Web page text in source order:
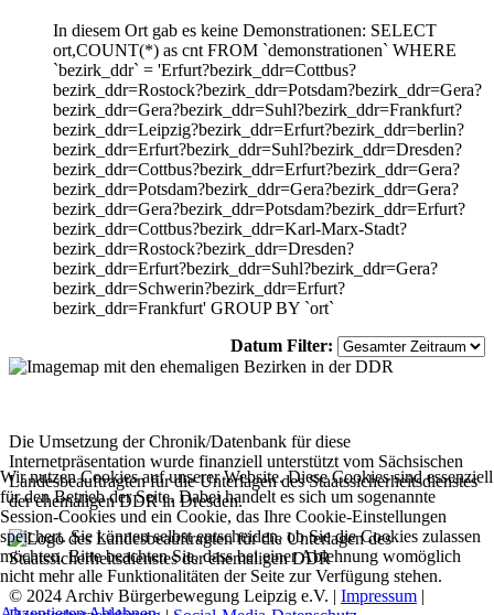
In diesem Ort gab es keine Demonstrationen: SELECT
ort,COUNT(*) as cnt FROM `demonstrationen` WHERE
`bezirk_ddr` = 'Erfurt?bezirk_ddr=Cottbus?
bezirk_ddr=Rostock?bezirk_ddr=Potsdam?bezirk_ddr=Gera?
bezirk_ddr=Gera?bezirk_ddr=Suhl?bezirk_ddr=Frankfurt?
bezirk_ddr=Leipzig?bezirk_ddr=Erfurt?bezirk_ddr=berlin?
bezirk_ddr=Erfurt?bezirk_ddr=Suhl?bezirk_ddr=Dresden?
bezirk_ddr=Cottbus?bezirk_ddr=Erfurt?bezirk_ddr=Gera?
bezirk_ddr=Potsdam?bezirk_ddr=Gera?bezirk_ddr=Gera?
bezirk_ddr=Gera?bezirk_ddr=Potsdam?bezirk_ddr=Erfurt?
bezirk_ddr=Cottbus?bezirk_ddr=Karl-Marx-Stadt?
bezirk_ddr=Rostock?bezirk_ddr=Dresden?
bezirk_ddr=Erfurt?bezirk_ddr=Suhl?bezirk_ddr=Gera?
bezirk_ddr=Schwerin?bezirk_ddr=Erfurt?
bezirk_ddr=Frankfurt' GROUP BY `ort`
Datum Filter:
Die Umsetzung der Chronik/Datenbank für diese
Internetpräsentation wurde finanziell unterstützt vom Sächsischen
Landesbeauftragten für die Unterlagen des Staatssicherheitsdienstes
der ehemaligen DDR in Dresden.
© 2024 Archiv Bürgerbewegung Leipzig e.V. | Impressum |
Wir nutzen Cookies auf unserer Website. Diese Cookies sind essenziell
für den Betrieb der Seite. Dabei handelt es sich um sogenannte
Session-Cookies und ein Cookie, das Ihre Cookie-Einstellungen
speichert. Sie können selbst entscheiden, ob Sie die Cookies zulassen
möchten. Bitte beachten Sie, dass bei einer Ablehnung womöglich
nicht mehr alle Funktionalitäten der Seite zur Verfügung stehen.